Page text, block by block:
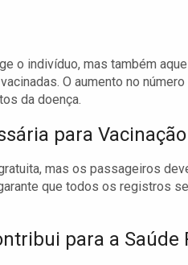
o indivíduo, mas também
O aumento no
da doença.
para Vacinação
mas os passageiros
que todos os registros
para a Saúde